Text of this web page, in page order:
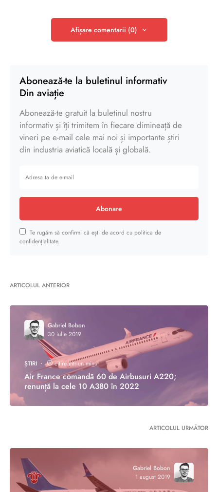
Afișare comentarii (0)
Abonează-te la buletinul informativ
Din aviație
Abonează-te gratuit la buletinul nostru
informativ și îți trimitem în fiecare dimineață de
vineri pe e-mail cele mai noi și importante știri
din industria aviatică locală și globală.
Abonare
Te rugăm să confirmi că ești de acord cu politica de
confidențialitate.
ARTICOLUL ANTERIOR
Gabriel Bobon
30 iulie 2019
ȘTIRI citire într-un minut
Air France comandă 60 de Airbusuri A220;
renunță la cele 10 A380 în 2022
ARTICOLUL URMĂTOR
Gabriel Bobon
1 august 2019